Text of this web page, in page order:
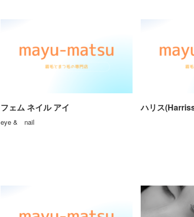
フェム ネイル アイ
eye & nail
ハリス